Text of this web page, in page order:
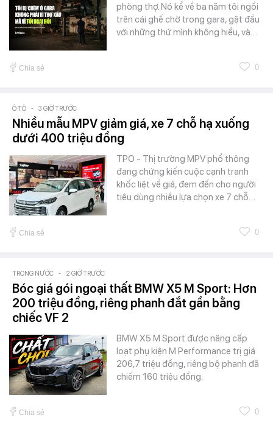
phòng thợ. Nó kể về ba năm tôi ngồi
trên cái ghế chờ trong gara, gật đầu
với những thứ mình không hiểu, và…
Chia sẻ 0
Ô TÔ - 3 GIỜ TRƯỚC
Nhiều mẫu MPV giảm giá, xe 7 chỗ hạ xuống
dưới 400 triệu đồng
TPO - Thị trường MPV phổ thông
đang chứng kiến cuộc cạnh tranh
khốc liệt về giá, đem đến cho người
tiêu dùng nhiều lựa chọn xe 7 chỗ…
Chia sẻ 0
TRONG NƯỚC - 2 GIỜ TRƯỚC
Bóc giá gói ngoại thất BMW X5 M Sport: Hơn
200 triệu đồng, riêng phanh đắt gần bằng
chiếc VF 2
BMW X5 M Sport được nâng cấp
loạt phụ kiện M Performance trị giá
206,7 triệu đồng, riêng bộ phanh đã
chiếm 160 triệu đồng.
Chia sẻ 0